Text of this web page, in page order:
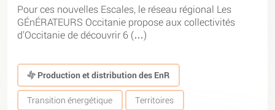
Pour ces nouvelles Escales, le réseau régional Les
GÉnÉRATEURS Occitanie propose aux collectivités
d’Occitanie de découvrir 6 (…)
Production et distribution des EnR
Transition énergétique Territoires